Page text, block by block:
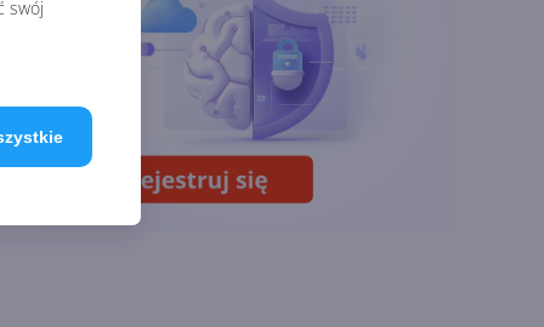
swój
w Microsoft Teams.
Zmiany z lipca 2026 r.
Lista zmian w
Microsoft 365 Copilot.
Podsumowanie lipca
2026